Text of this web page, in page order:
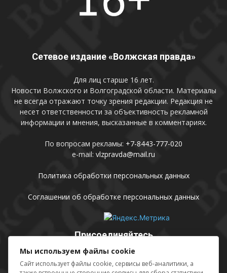
Сетевое издание «Волжская правда»
Для лиц старше 16 лет.
Новости Волжского и Волгоградской области. Материалы
не всегда отражают точку зрения редакции. Редакция не
несет ответственности за объективность рекламной
информации и мнения, высказанные в комментариях.
По вопросам рекламы: +7-8443-777-020
e-mail: vlzpravda@mail.ru
Политика обработки персональных данных
Соглашении об обработке персональных данных
Присоединяйтесь
Мы используем файлы cookie
Сайт использует файлы cookie, сервисы веб-аналитики, а